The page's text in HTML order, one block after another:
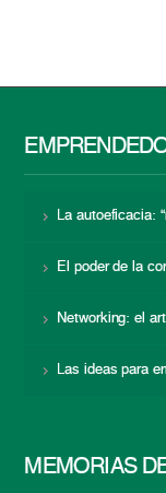
La autoeficacia:
El poder de la
Networking: el
Las ideas para
MEMORIAS